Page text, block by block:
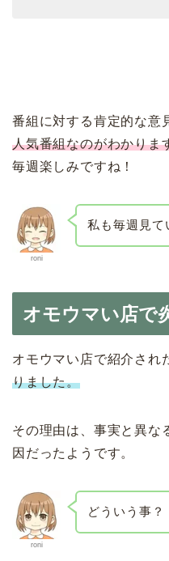
番組に対する肯定的な意
人気番組なのがわかりま
毎週楽しみですね！
roni
私も毎週見て
オモウマい店で
オモウマい店で紹介され
りました。
その理由は、事実と異な
因だったようです。
roni
どういう事？